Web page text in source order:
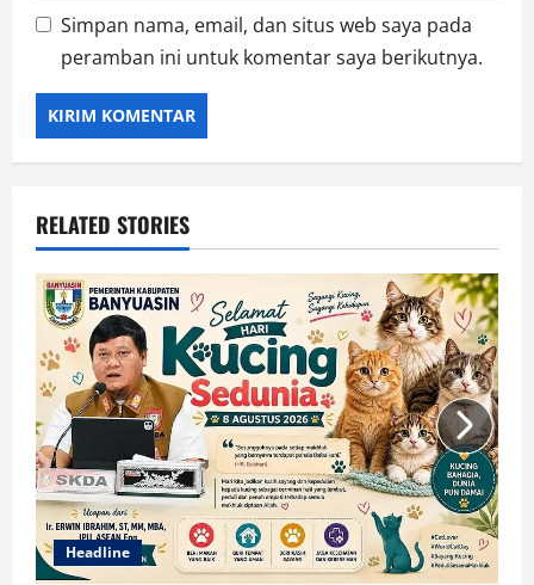
Simpan nama, email, dan situs web saya pada
peramban ini untuk komentar saya berikutnya.
RELATED STORIES
Headline